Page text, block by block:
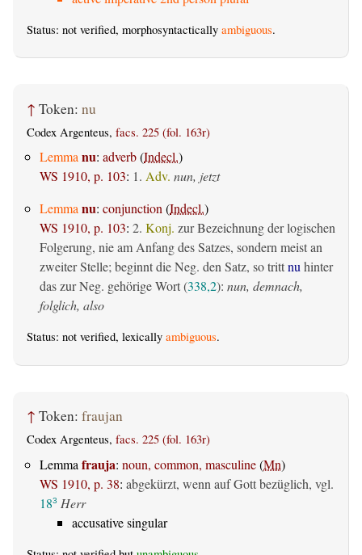
Status: not verified, morphosyntactically ambiguous.
↑ Token: nu
Codex Argenteus, facs. 225 (fol. 163r)
Lemmanu: adverb(Indecl.)
WS 1910, p. 103: 1. Adv. nun, jetzt
Lemmanu: conjunction(Indecl.)
WS 1910, p. 103: 2. Konj. zur Bezeichnung der logischen
Folgerung, nie am Anfang des Satzes, sondern meist an
zweiter Stelle; beginnt die Neg. den Satz, so trittnuhinter
das zur Neg. gehörige Wort (338,2): nun, demnach,
folglich, also
Status: not verified, lexically ambiguous.
↑ Token: fraujan
Codex Argenteus, facs. 225 (fol. 163r)
Lemma frauja: noun, common, masculine(Mn)
WS 1910, p. 38: abgekürzt, wenn auf Gott bezüglich, vgl.
183 Herr
accusative singular